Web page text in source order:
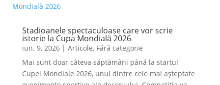
Stadioanele spectaculoase care vor scrie
istorie la Cupa Mondială 2026
iun. 9, 2026| Articole, Fără categorie
Mai sunt doar câteva săptămâni până la startul
Cupei Mondiale 2026, unul dintre cele mai așteptate